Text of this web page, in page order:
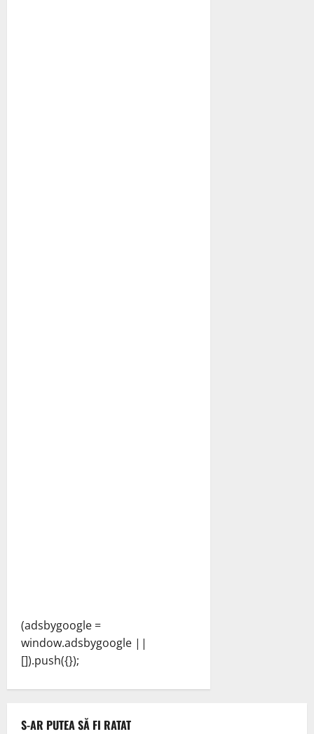
(adsbygoogle =
window.adsbygoogle ||
[]).push({});
S-AR PUTEA SĂ FI RATAT